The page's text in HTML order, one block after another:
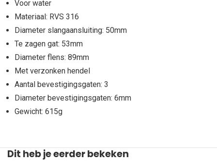
Voor water
Materiaal: RVS 316
Diameter slangaansluiting: 50mm
Te zagen gat: 53mm
Diameter flens: 89mm
Met verzonken hendel
Aantal bevestigingsgaten: 3
Diameter bevestigingsgaten: 6mm
Gewicht: 615g
Dit heb je eerder bekeken